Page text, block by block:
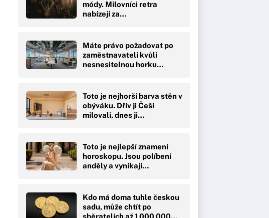
módy. Milovníci retra
nabízejí za…
Máte právo požadovat po
zaměstnavateli kvůli
nesnesitelnou horku…
Toto je nejhorší barva stěn v
obýváku. Dřív ji Češi
milovali, dnes ji…
Toto je nejlepší znamení
horoskopu. Jsou políbení
anděly a vynikají…
Kdo má doma tuhle českou
sadu, může chtít po
sběratelích až 1 000 000…